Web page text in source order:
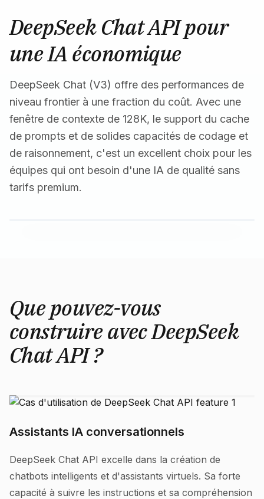
DeepSeek Chat API pour
une IA économique
DeepSeek Chat (V3) offre des performances de
niveau frontier à une fraction du coût. Avec une
fenêtre de contexte de 128K, le support du cache
de prompts et de solides capacités de codage et
de raisonnement, c'est un excellent choix pour les
équipes qui ont besoin d'une IA de qualité sans
tarifs premium.
Que pouvez-vous
construire avec DeepSeek
Chat API ?
Assistants IA conversationnels
DeepSeek Chat API excelle dans la création de
chatbots intelligents et d'assistants virtuels. Sa forte
capacité à suivre les instructions et sa compréhension